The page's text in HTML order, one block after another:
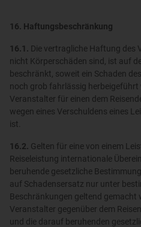
16. Haftungsbeschränkung
16.1. Die vertragliche Haftung des
nicht Körperschäden sind, ist auf
beschränkt, soweit ein Schaden
noch grob fahrlässig herbeigeführt
Veranstalter für einen dem
wegen eines Verschuldens eines
ist.
16.2. Gelten für eine von einem
Reiseleistung internationale
beruhende gesetzliche
auf Schadensersatz nur unter
Beschränkungen geltend gemacht
Veranstalter gegenüber dem
und die darauf beruhenden